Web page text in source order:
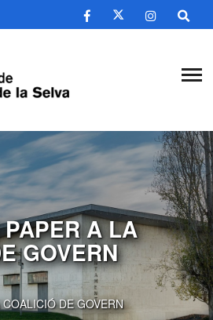
A LA
GOVERN
DE GOVERN